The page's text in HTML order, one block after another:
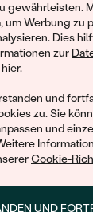
gewährleisten.
um Werbung zu
Dies
zur
.
und
zu. Sie
und
Cookie-
UND